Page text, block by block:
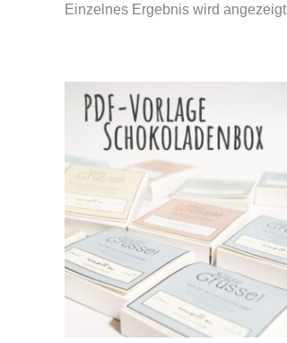
Einzelnes Ergebnis wird angezeigt